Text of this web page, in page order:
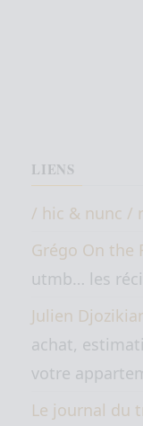
LIENS
/ hic & nunc /
Grégo On the
utmb… les
Julien
achat,
votre
Le journal du